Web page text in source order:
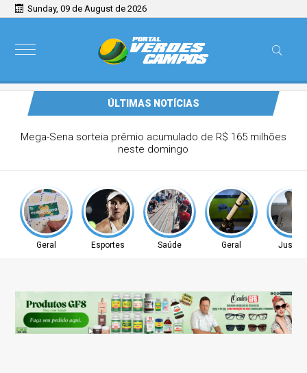
Sunday, 09 de August de 2026
ÚLTIMAS NOTÍCIAS
anuncia pausa na carreira neste
Geral Esportes Saúde Geral Justiça